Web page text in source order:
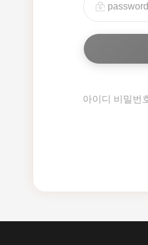
아이디 비밀번